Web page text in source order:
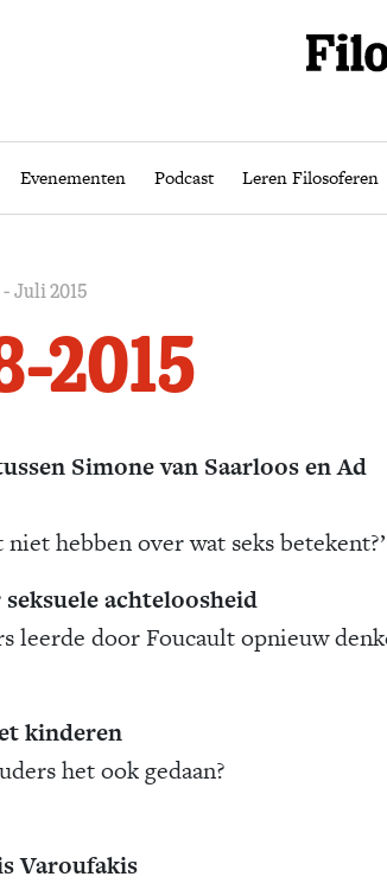
Evenementen Podcast Leren Filosoferen
Home Magazine Evenementen Podcast
Juli 2015
2015
Simone van Saarloos en Ad
hebben over wat seks betekent?’
achteloosheid
leerde door Foucault opnieuw
kinderen
het ook gedaan?
Varoufakis